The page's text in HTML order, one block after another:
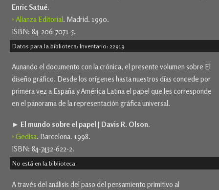
Enric Satué.
› Alianza Editorial. Madrid. 1990.
ISBN: 84-206-7071-5.
Datos para la biblioteca: Inventario: 22919
Aunando el documento con la crónica, el presente volumen sobre El
diseño gráfico. Desde los orígenes hasta nuestros días concede por
primera vez a España y América Latina el papel que les corresponde
en el panorama de la representación gráfica universal.
► El mundo sobre el papel | Davis R. Olson.
› Gedisa. Barcelona. 1998.
ISBN: 84-7432-622-2.
No está en la biblioteca
A través del análisis del paso del pensamiento primitivo al